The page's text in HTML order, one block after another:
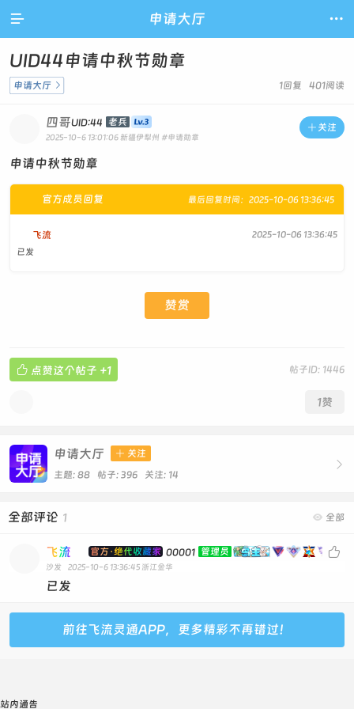
 申请大厅 
UID44申请中秋节勋章
1回复 401阅读
申请大厅 
 关注
四哥UID:44 老兵
2025-10-6 13:01:06 新疆伊犁州 #申请勋章
申请中秋节勋章
最后回复时间：2025-10-06 13:36:45
官方成员回复
飞流
2025-10-06 13:36:45
已发
赞赏
帖子ID: 1446
 点赞这个帖子 +1
1赞

申请大厅  关注
主题: 88 帖子: 396 关注: 14
 全部
全部评论 1

飞流 官方·绝代收藏家 00001 管理员
沙发 2025-10-6 13:36:45 浙江金华
已发
前往飞流灵通APP，更多精彩不再错过！
站内通告